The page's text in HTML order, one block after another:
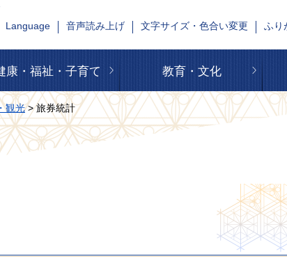
Language 音声読み上げ 文字サイズ・色合い変更 ふり
康・福祉・子育て 教育・文化
観光> 旅券統計